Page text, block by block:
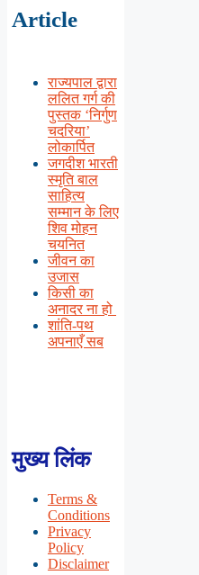
Article
राज्यपाल द्वारा
ललित गर्ग की
पुस्तक ‘निर्गुण
चदरिया’
लोकार्पित
जगदीश भारती
स्मृति बाल
साहित्य
सम्मान के लिए
शिव मोहन
चयनित
जीवन का
उजास
किसी का
अनादर ना हो
शांति-पथ
अपनाएँ सब
मुख्य लिंक
Terms &
Conditions
Privacy
Policy
Disclaimer